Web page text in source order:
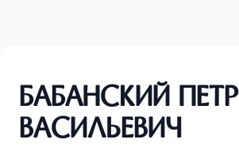
Бабанский Петр
Васильевич